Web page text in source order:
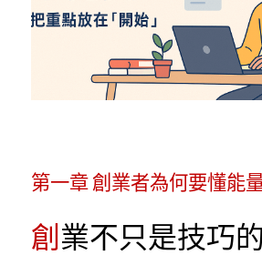
第一章 創業者為何要懂能
創 業不只是技巧